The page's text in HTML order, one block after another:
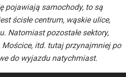
pojawiają samochody, to są
ścisłe centrum, wąskie ulice,
Natomiast pozostałe sektory,
Mościce, itd. tutaj przynajmniej po
do wyjazdu natychmiast.